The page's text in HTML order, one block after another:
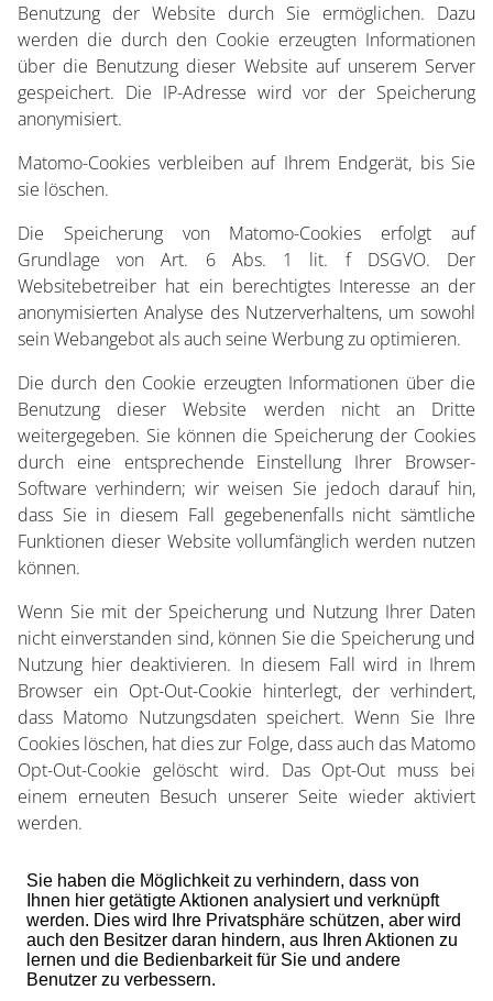
Benutzung der Website durch Sie ermöglichen. Dazu
werden die durch den Cookie erzeugten Informationen
über die Benutzung dieser Website auf unserem Server
gespeichert. Die IP-Adresse wird vor der Speicherung
anonymisiert.
Matomo-Cookies verbleiben auf Ihrem Endgerät, bis Sie
sie löschen.
Die Speicherung von Matomo-Cookies erfolgt auf
Grundlage von Art. 6 Abs. 1 lit. f DSGVO. Der
Websitebetreiber hat ein berechtigtes Interesse an der
anonymisierten Analyse des Nutzerverhaltens, um sowohl
sein Webangebot als auch seine Werbung zu optimieren.
Die durch den Cookie erzeugten Informationen über die
Benutzung dieser Website werden nicht an Dritte
weitergegeben. Sie können die Speicherung der Cookies
durch eine entsprechende Einstellung Ihrer Browser-
Software verhindern; wir weisen Sie jedoch darauf hin,
dass Sie in diesem Fall gegebenenfalls nicht sämtliche
Funktionen dieser Website vollumfänglich werden nutzen
können.
Wenn Sie mit der Speicherung und Nutzung Ihrer Daten
nicht einverstanden sind, können Sie die Speicherung und
Nutzung hier deaktivieren. In diesem Fall wird in Ihrem
Browser ein Opt-Out-Cookie hinterlegt, der verhindert,
dass Matomo Nutzungsdaten speichert. Wenn Sie Ihre
Cookies löschen, hat dies zur Folge, dass auch das Matomo
Opt-Out-Cookie gelöscht wird. Das Opt-Out muss bei
einem erneuten Besuch unserer Seite wieder aktiviert
werden.